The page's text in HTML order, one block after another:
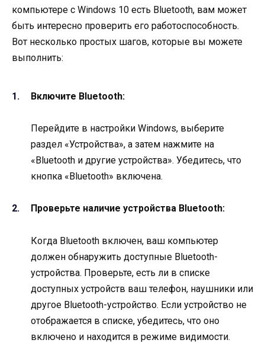
компьютере с Windows 10 есть Bluetooth, вам может
быть интересно проверить его работоспособность.
Вот несколько простых шагов, которые вы можете
выполнить:
Включите Bluetooth:
Перейдите в настройки Windows, выберите
раздел «Устройства», а затем нажмите на
«Bluetooth и другие устройства». Убедитесь, что
кнопка «Bluetooth» включена.
Проверьте наличие устройства Bluetooth:
Когда Bluetooth включен, ваш компьютер
должен обнаружить доступные Bluetooth-
устройства. Проверьте, есть ли в списке
доступных устройств ваш телефон, наушники или
другое Bluetooth-устройство. Если устройство не
отображается в списке, убедитесь, что оно
включено и находится в режиме видимости.